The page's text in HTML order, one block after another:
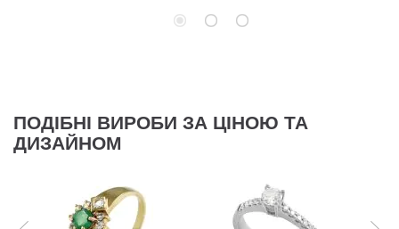
ПОДІБНІ ВИРОБИ ЗА ЦІНОЮ ТА
ДИЗАЙНОМ